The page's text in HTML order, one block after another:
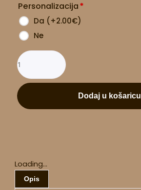
Personalizacija*
Da (+2.00€)
Ne
količina
Dodaj u košaricu
Loading...
Opis